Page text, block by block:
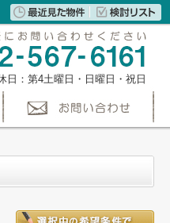
日：第4土曜日・日曜日・祝日